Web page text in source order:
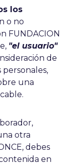
los
o no
FUNDACION
"el usuario"
de
personales,
una
otra
debes
en